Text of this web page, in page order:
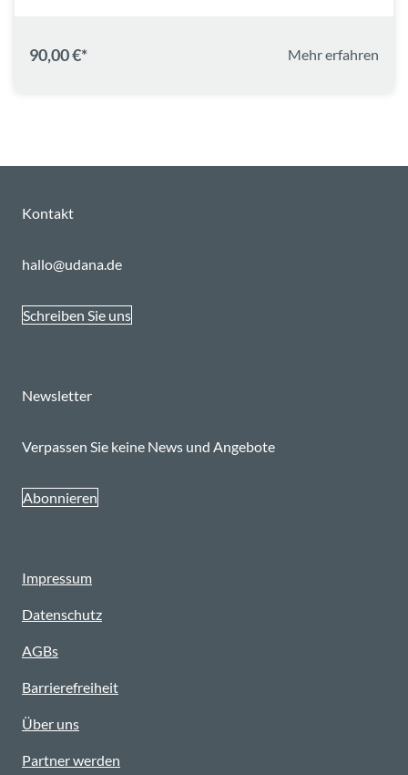
90,00 €* Mehr erfahren
Impressum
Datenschutz
AGBs
Barrierefreiheit
Über uns
Partner werden
Kontakt
hallo@udana.de
Schreiben Sie uns
Newsletter
Verpassen Sie keine News und Angebote
Abonnieren